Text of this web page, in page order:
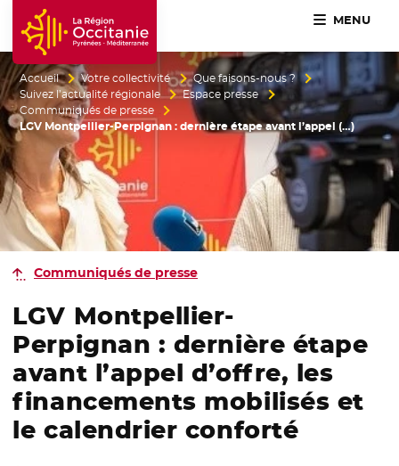
Accueil Région Occitanie / Pyrénées-Méditerranée
MENU
Accueil Votre collectivité
Que faisons-nous ?
Suivez l’actualité régionale
Espace presse
Communiqués de presse
LGV Montpellier-Perpignan : dernière étape avant l’appel (…)
Communiqués de presse
LGV Montpellier-
Perpignan : dernière étape
avant l’appel d’offre, les
financements mobilisés et
le calendrier conforté